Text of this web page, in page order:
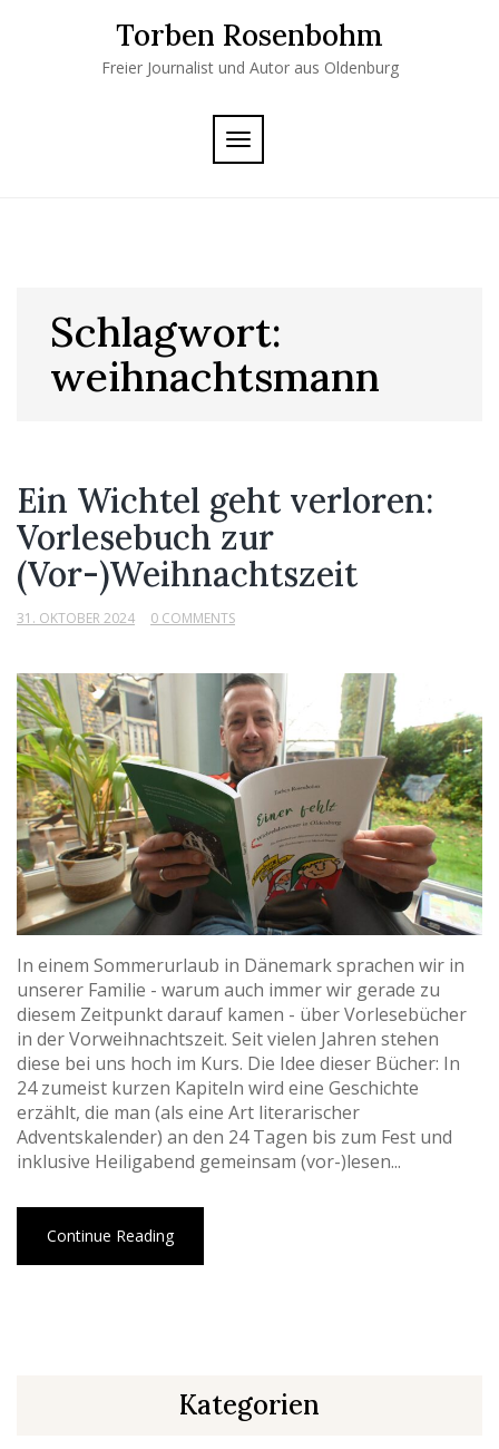
Torben Rosenbohm
Freier Journalist und Autor aus Oldenburg
TOGGLE
NAVIGATION
Schlagwort:
weihnachtsmann
Ein Wichtel geht verloren:
Vorlesebuch zur
(Vor-)Weihnachtszeit
31. OKTOBER 2024 0 COMMENTS
In einem Sommerurlaub in Dänemark sprachen wir in
unserer Familie - warum auch immer wir gerade zu
diesem Zeitpunkt darauf kamen - über Vorlesebücher
in der Vorweihnachtszeit. Seit vielen Jahren stehen
diese bei uns hoch im Kurs. Die Idee dieser Bücher: In
24 zumeist kurzen Kapiteln wird eine Geschichte
erzählt, die man (als eine Art literarischer
Adventskalender) an den 24 Tagen bis zum Fest und
inklusive Heiligabend gemeinsam (vor-)lesen...
Continue Reading
Kategorien